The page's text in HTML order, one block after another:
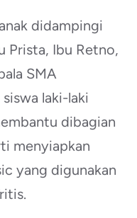
didampingi
Prista, Ibu Retno,
SMA
laki-laki
dibagian
menyiapkan
yang digunakan